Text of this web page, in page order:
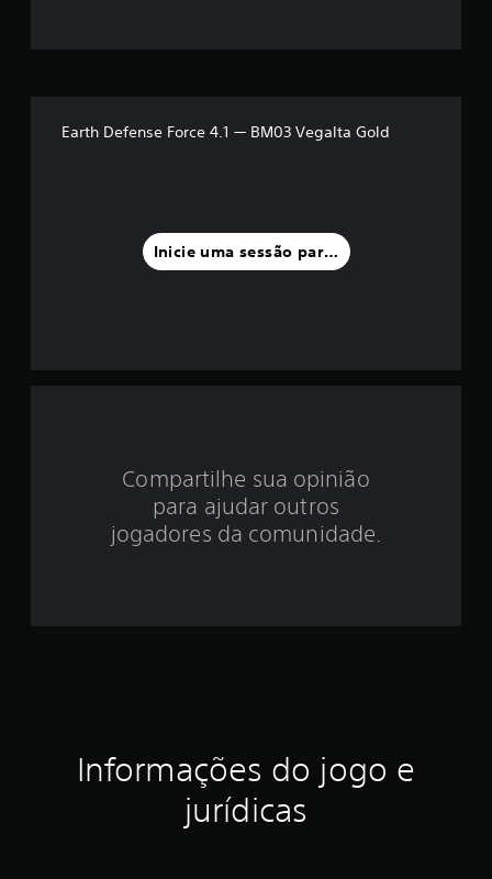
m
é
d
e
Earth Defense Force 4.1 — BM03 Vegalta Gold
Inicie uma sessão para classificar
Compartilhe sua opinião
para ajudar outros
jogadores da comunidade.
Informações do jogo e
jurídicas